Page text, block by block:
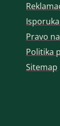
Pravo
Politika
Sitemap